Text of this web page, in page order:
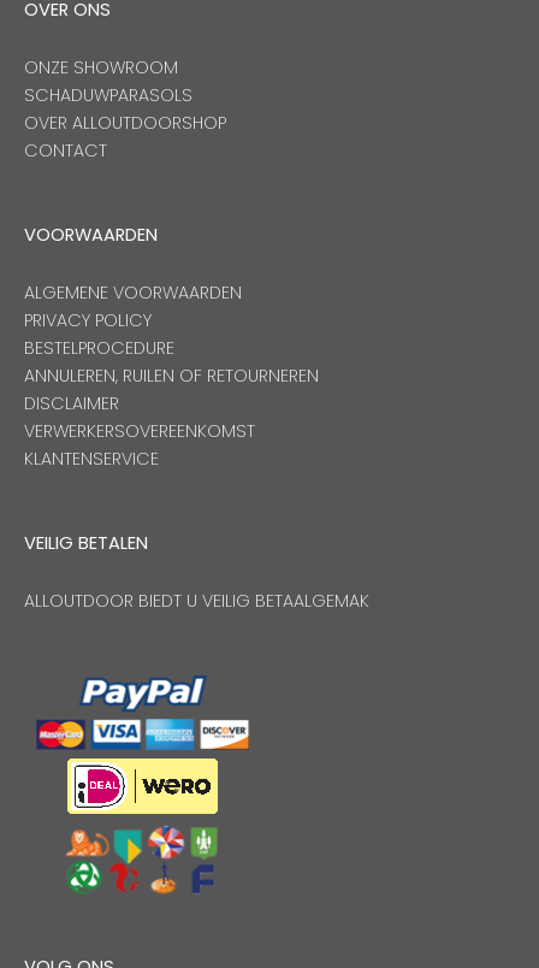
OVER ONS
ONZE SHOWROOM
SCHADUWPARASOLS
OVER ALLOUTDOORSHOP
CONTACT
VOORWAARDEN
ALGEMENE VOORWAARDEN
PRIVACY POLICY
BESTELPROCEDURE
ANNULEREN, RUILEN OF RETOURNEREN
DISCLAIMER
VERWERKERSOVEREENKOMST
KLANTENSERVICE
VEILIG BETALEN
ALLOUTDOOR BIEDT U VEILIG BETAALGEMAK